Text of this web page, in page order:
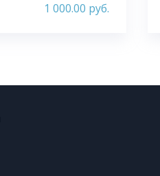
1 000.00 руб.